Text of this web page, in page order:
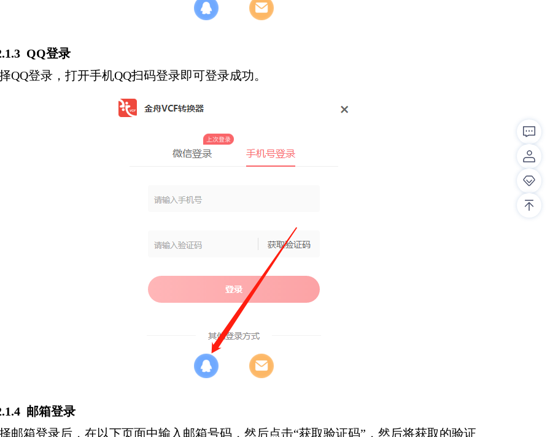
QQ登录
QQ登录，打开手机QQ扫码登录即可登录成功。
邮箱登录
邮箱登录后，在以下页面中输入邮箱号码，然后点击“获取验证码”，然后将获取的验证